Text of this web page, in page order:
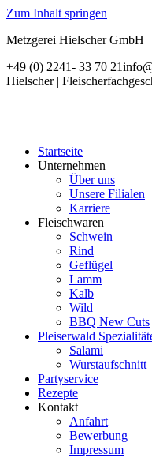
Zum Inhalt springen
Metzgerei Hielscher GmbH
+49 (0) 2241- 33 70 21
Hielscher |
Startseite
Unternehmen
Über uns
Unsere Filialen
Karriere
Fleischwaren
Schwein
Rind
Geflügel
Lamm
Kalb
Wild
BBQ New Cuts
Pleiserwald
Salami
Wurstaufschnitt
Partyservice
Rezepte
Kontakt
Anfahrt
Bewerbung
Impressum